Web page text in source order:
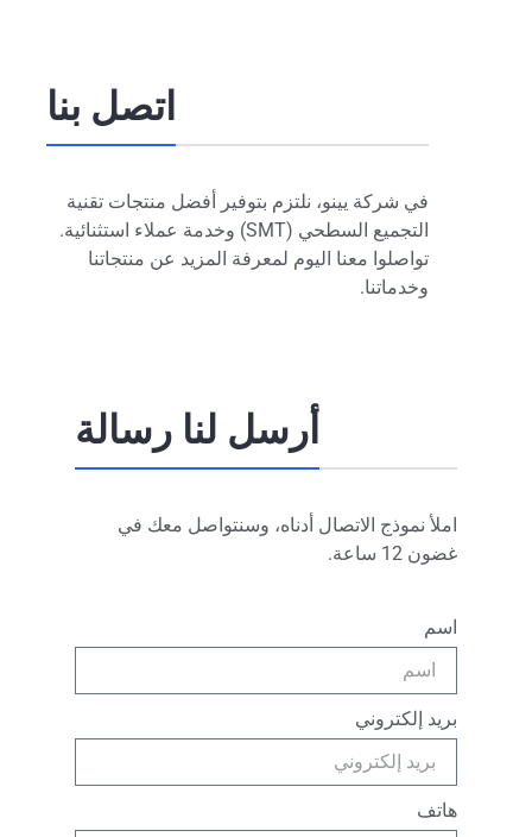
اتصل بنا
في شركة يينو، نلتزم بتوفير أفضل منتجات تقنية
التجميع السطحي (SMT) وخدمة عملاء استثنائية.
تواصلوا معنا اليوم لمعرفة المزيد عن منتجاتنا
وخدماتنا.
أرسل لنا رسالة
املأ نموذج الاتصال أدناه، وسنتواصل معك في
غضون 12 ساعة.
اسم
بريد إلكتروني
هاتف